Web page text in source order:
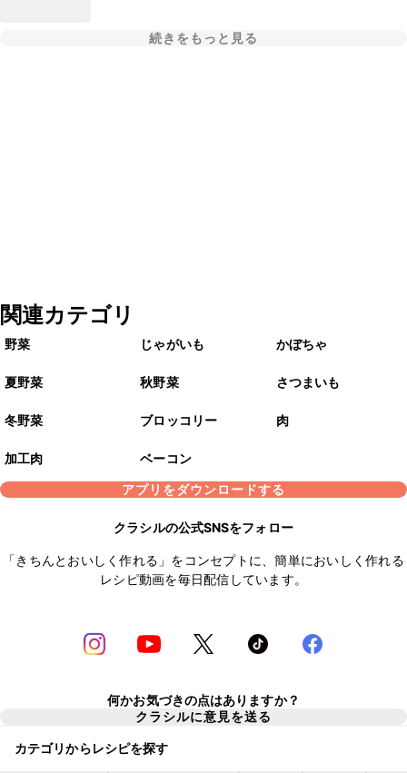
続きをもっと見る
関連カテゴリ
野菜 じゃがいも かぼちゃ
夏野菜 秋野菜 さつまいも
冬野菜 ブロッコリー 肉
加工肉
ベーコン
アプリをダウンロードする
クラシルの公式SNSをフォロー
「きちんとおいしく作れる」をコンセプトに、簡単においしく作れる
レシピ動画を毎日配信しています。
何かお気づきの点はありますか？
クラシルに意見を送る
カテゴリからレシピを探す